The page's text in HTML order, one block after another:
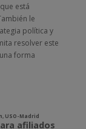
que está
le
política y
resolver este
forma